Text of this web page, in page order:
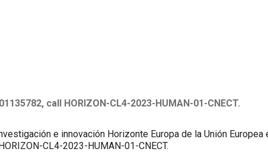
call HORIZON-CL4-2023-HUMAN-01-CNECT.
e innovación Horizonte Europa de la Unión Europea
CL4-2023-HUMAN-01-CNECT.